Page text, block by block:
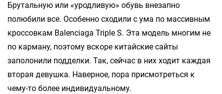
Брутальную или «уродливую» обувь внезапно
полюбили все. Особенно сходили с ума по массивным
кроссовкам Balenciaga Triple S. Эта модель многим не
по карману, поэтому вскоре китайские сайты
заполонили подделки. Так, сейчас в них ходит каждая
вторая девушка. Наверное, пора присмотреться к
чему-то более индивидуальному.